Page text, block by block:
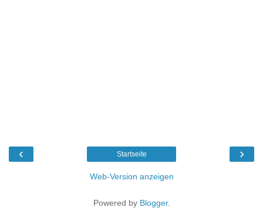
‹ ›
Startseite
Web-Version anzeigen
Powered by Blogger.